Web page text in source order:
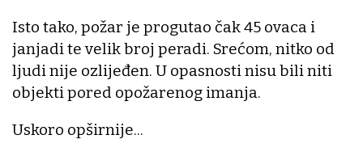
Isto tako, požar je progutao čak 45 ovaca i
janjadi te velik broj peradi. Srećom, nitko od
ljudi nije ozlijeđen. U opasnosti nisu bili niti
objekti pored opožarenog imanja.
Uskoro opširnije...